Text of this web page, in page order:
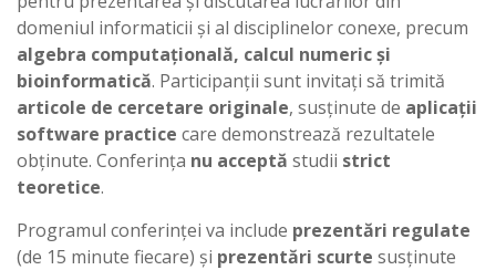
domeniul informaticii și al disciplinelor conexe, precum
algebra computațională, calcul numeric și
bioinformatică. Participanții sunt invitați să trimită
articole de cercetare originale, susținute de aplicații
software practice care demonstrează rezultatele
obținute. Conferința nu acceptă studii strict
teoretice.
Programul conferinței va include prezentări regulate
(de 15 minute fiecare) și prezentări scurte susținute